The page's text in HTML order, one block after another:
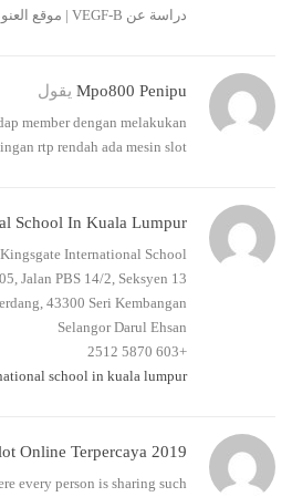
دراسة عن VEGF-B | موقع العنود <Loved it!
Mpo800 Penipu يقول
member dengan melakukan
rtp rendah ada mesin slot
School In Kuala Lumpur
Kingsgate International School
Jalan PBS 14/2, Seksyen 13,
43300 Seri Kembangan,
Selangor Darul Ehsan
+603 5870 2512
school in kuala lumpur
Online Terpercaya 2019
every person is sharing such